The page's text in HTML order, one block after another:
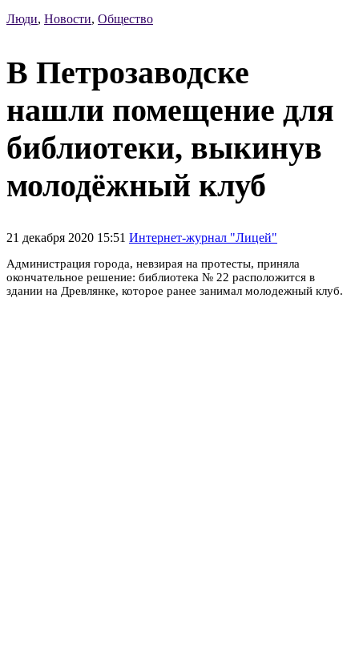
Люди, Новости, Общество
В Петрозаводске
нашли помещение для
библиотеки, выкинув
молодёжный клуб
21 декабря 2020 15:51 Интернет-журнал "Лицей"
Администрация города, невзирая на протесты, приняла
окончательное решение: библиотека № 22 расположится в
здании на Древлянке, которое ранее занимал молодежный клуб.